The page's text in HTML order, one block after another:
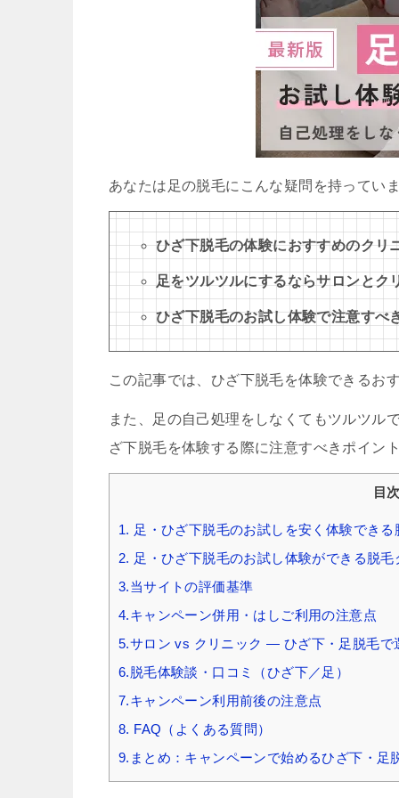
あなたは足の脱毛にこんな疑問を持ってい
ひざ下脱毛の体験におすすめのクリ
足をツルツルにするならサロンとク
ひざ下脱毛のお試し体験で注意すべ
この記事では、ひざ下脱毛を体験できるお
また、足の自己処理をしなくてもツルツル
ざ下脱毛を体験する際に注意すべきポイン
目
1. 足・ひざ下脱毛のお試しを安く体験でき
2. 足・ひざ下脱毛のお試し体験ができる脱
3.当サイトの評価基準
4.キャンペーン併用・はしご利用の注意点
5.サロン vs クリニック — ひざ下・足脱毛で
6.脱毛体験談・口コミ（ひざ下／足）
7.キャンペーン利用前後の注意点
8. FAQ（よくある質問）
9.まとめ：キャンペーンで始めるひざ下・足